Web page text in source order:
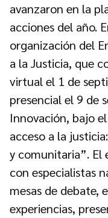
avanzaron en la
acciones del año.
organización del
a la Justicia, que
virtual el 1 de
presencial el 9 de
Innovación, bajo
acceso a la
y comunitaria”. El
con especialistas
mesas de debate,
experiencias,